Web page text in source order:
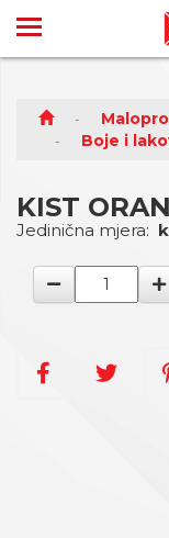
Boje i
KIST
Jedinična mjera: